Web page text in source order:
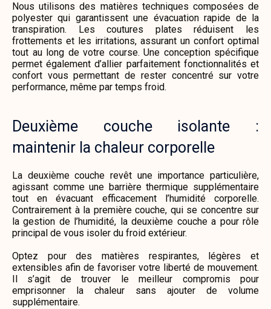
Nous utilisons des matières techniques composées de
polyester qui garantissent une évacuation rapide de la
transpiration. Les coutures plates réduisent les
frottements et les irritations, assurant un confort optimal
tout au long de votre course. Une conception spécifique
permet également d’allier parfaitement fonctionnalités et
confort vous permettant de rester concentré sur votre
performance, même par temps froid.
Deuxième couche isolante :
maintenir la chaleur corporelle
La deuxième couche revêt une importance particulière,
agissant comme une barrière thermique supplémentaire
tout en évacuant efficacement l’humidité corporelle.
Contrairement à la première couche, qui se concentre sur
la gestion de l’humidité, la deuxième couche a pour rôle
principal de vous isoler du froid extérieur.
Optez pour des matières respirantes, légères et
extensibles afin de favoriser votre liberté de mouvement.
Il s’agit de trouver le meilleur compromis pour
emprisonner la chaleur sans ajouter de volume
supplémentaire.